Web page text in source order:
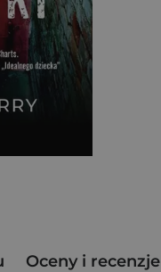
Oceny i recenzje